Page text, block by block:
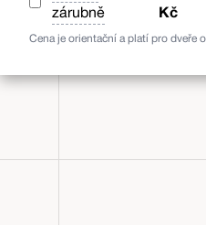
zárubně
Kč
Cena je orientační a platí pro dveře